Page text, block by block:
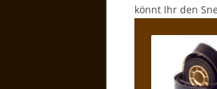
könnt Ihr den